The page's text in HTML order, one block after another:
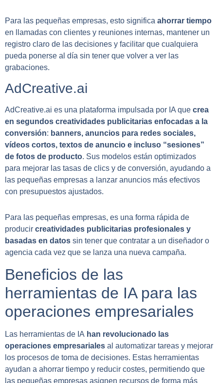
Para las pequeñas empresas, esto significa ahorrar tiempo
en llamadas con clientes y reuniones internas, mantener un
registro claro de las decisiones y facilitar que cualquiera
pueda ponerse al día sin tener que volver a ver las
grabaciones.
AdCreative.ai
AdCreative.ai es una plataforma impulsada por IA que crea
en segundos creatividades publicitarias enfocadas a la
conversión: banners, anuncios para redes sociales,
vídeos cortos, textos de anuncio e incluso “sesiones”
de fotos de producto. Sus modelos están optimizados
para mejorar las tasas de clics y de conversión, ayudando a
las pequeñas empresas a lanzar anuncios más efectivos
con presupuestos ajustados.
Para las pequeñas empresas, es una forma rápida de
producir creatividades publicitarias profesionales y
basadas en datos sin tener que contratar a un diseñador o
agencia cada vez que se lanza una nueva campaña.
Beneficios de las
herramientas de IA para las
operaciones empresariales
Las herramientas de IA han revolucionado las
operaciones empresariales al automatizar tareas y mejorar
los procesos de toma de decisiones. Estas herramientas
ayudan a ahorrar tiempo y reducir costes, permitiendo que
las pequeñas empresas asignen recursos de forma más